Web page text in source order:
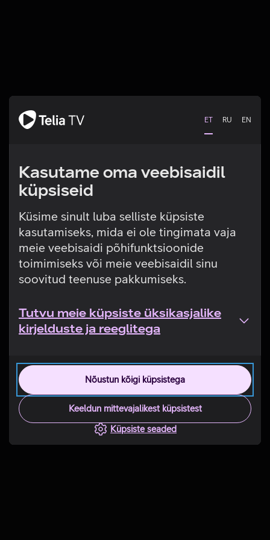
ET RU EN
Kasutame oma veebisaidil
küpsiseid
Küsime sinult luba selliste küpsiste
kasutamiseks, mida ei ole tingimata vaja
meie veebisaidi põhifunktsioonide
toimimiseks või meie veebisaidil sinu
soovitud teenuse pakkumiseks.
Tutvu meie küpsiste üksikasjalike
kirjelduste ja reeglitega
Nõustun kõigi küpsistega
Keeldun mittevajalikest küpsistest
Küpsiste seaded
Tehniline viga